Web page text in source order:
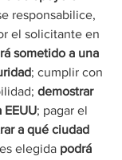
responsabilice,
el solicitante en
sometido a una
; cumplir con
demostrar
EEUU; pagar el
a qué ciudad
elegida podrá